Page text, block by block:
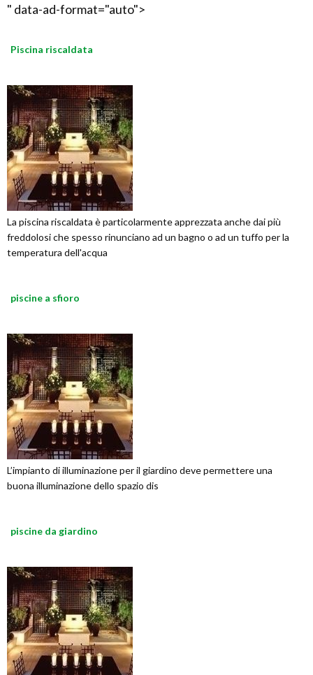
" data-ad-format="auto">
Piscina riscaldata
La piscina riscaldata è particolarmente apprezzata anche dai più
freddolosi che spesso rinunciano ad un bagno o ad un tuffo per la
temperatura dell'acqua
piscine a sfioro
L’impianto di illuminazione per il giardino deve permettere una
buona illuminazione dello spazio dis
piscine da giardino